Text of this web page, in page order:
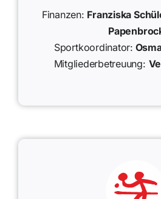
Finanzen: Franziska
Sportkoordinator:
Mitgliederbetreuung: